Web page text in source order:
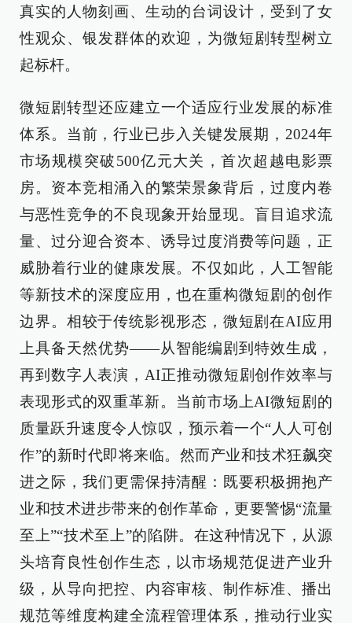
真实的人物刻画、生动的台词设计，受到了女
性观众、银发群体的欢迎，为微短剧转型树立
起标杆。
微短剧转型还应建立一个适应行业发展的标准
体系。当前，行业已步入关键发展期，2024年
市场规模突破500亿元大关，首次超越电影票
房。资本竞相涌入的繁荣景象背后，过度内卷
与恶性竞争的不良现象开始显现。盲目追求流
量、过分迎合资本、诱导过度消费等问题，正
威胁着行业的健康发展。不仅如此，人工智能
等新技术的深度应用，也在重构微短剧的创作
边界。相较于传统影视形态，微短剧在AI应用
上具备天然优势——从智能编剧到特效生成，
再到数字人表演，AI正推动微短剧创作效率与
表现形式的双重革新。当前市场上AI微短剧的
质量跃升速度令人惊叹，预示着一个“人人可创
作”的新时代即将来临。然而产业和技术狂飙突
进之际，我们更需保持清醒：既要积极拥抱产
业和技术进步带来的创作革命，更要警惕“流量
至上”“技术至上”的陷阱。在这种情况下，从源
头培育良性创作生态，以市场规范促进产业升
级，从导向把控、内容审核、制作标准、播出
规范等维度构建全流程管理体系，推动行业实